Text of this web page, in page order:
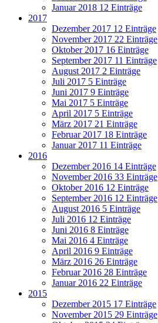
Januar 2018 12 Einträge
2017
Dezember 2017 12 Einträge
November 2017 22 Einträge
Oktober 2017 16 Einträge
September 2017 11 Einträge
August 2017 2 Einträge
Juli 2017 5 Einträge
Juni 2017 9 Einträge
Mai 2017 5 Einträge
April 2017 5 Einträge
März 2017 21 Einträge
Februar 2017 18 Einträge
Januar 2017 11 Einträge
2016
Dezember 2016 14 Einträge
November 2016 33 Einträge
Oktober 2016 12 Einträge
September 2016 12 Einträge
August 2016 5 Einträge
Juli 2016 12 Einträge
Juni 2016 8 Einträge
Mai 2016 4 Einträge
April 2016 9 Einträge
März 2016 26 Einträge
Februar 2016 28 Einträge
Januar 2016 22 Einträge
2015
Dezember 2015 17 Einträge
November 2015 29 Einträge